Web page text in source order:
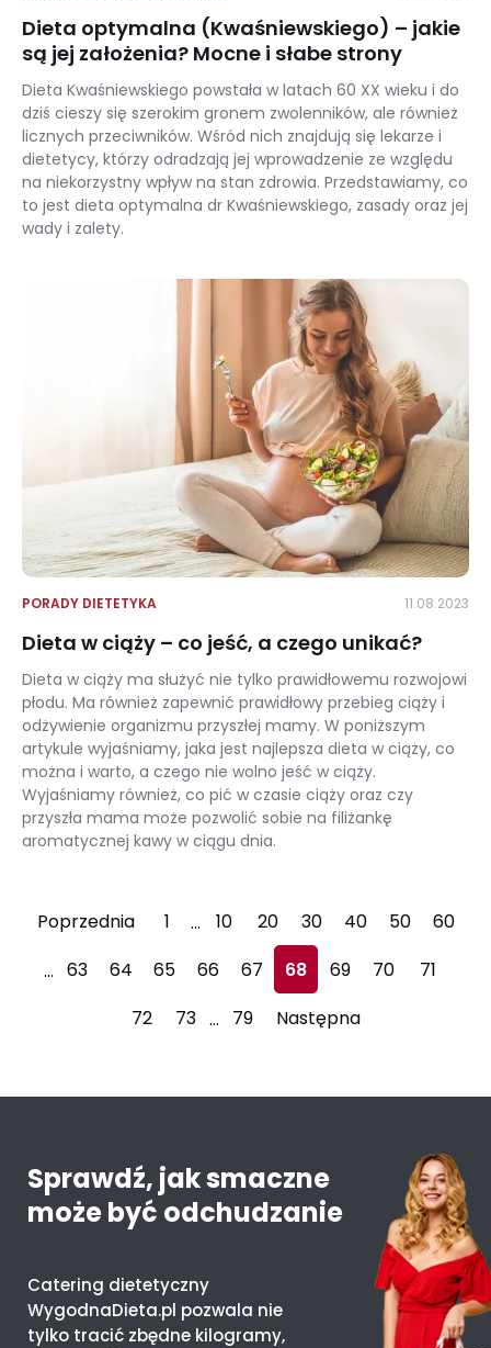
Dieta optymalna (Kwaśniewskiego) – jakie
są jej założenia? Mocne i słabe strony
Dieta Kwaśniewskiego powstała w latach 60 XX wieku i do
dziś cieszy się szerokim gronem zwolenników, ale również
licznych przeciwników. Wśród nich znajdują się lekarze i
dietetycy, którzy odradzają jej wprowadzenie ze względu
na niekorzystny wpływ na stan zdrowia. Przedstawiamy, co
to jest dieta optymalna dr Kwaśniewskiego, zasady oraz jej
wady i zalety.
PORADY DIETETYKA 11.08.2023
Dieta w ciąży – co jeść, a czego unikać?
Dieta w ciąży ma służyć nie tylko prawidłowemu rozwojowi
płodu. Ma również zapewnić prawidłowy przebieg ciąży i
odżywienie organizmu przyszłej mamy. W poniższym
artykule wyjaśniamy, jaka jest najlepsza dieta w ciąży, co
można i warto, a czego nie wolno jeść w ciąży.
Wyjaśniamy również, co pić w czasie ciąży oraz czy
przyszła mama może pozwolić sobie na filiżankę
aromatycznej kawy w ciągu dnia.
Poprzednia 1 … 10 20 30 40 50
60
… 63 64 65 66 67 68 69 70
71
72
73 … 79 Następna
Sprawdź, jak smaczne
może być odchudzanie
Catering dietetyczny
WygodnaDieta.pl pozwala nie
tylko tracić zbędne kilogramy,